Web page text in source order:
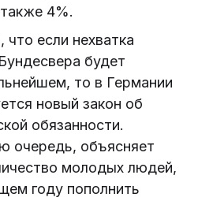
4%.
если нехватка
будет
то в Германии
новый закон об
обязанности.
очередь, объясняет
молодых людей,
году пополнить